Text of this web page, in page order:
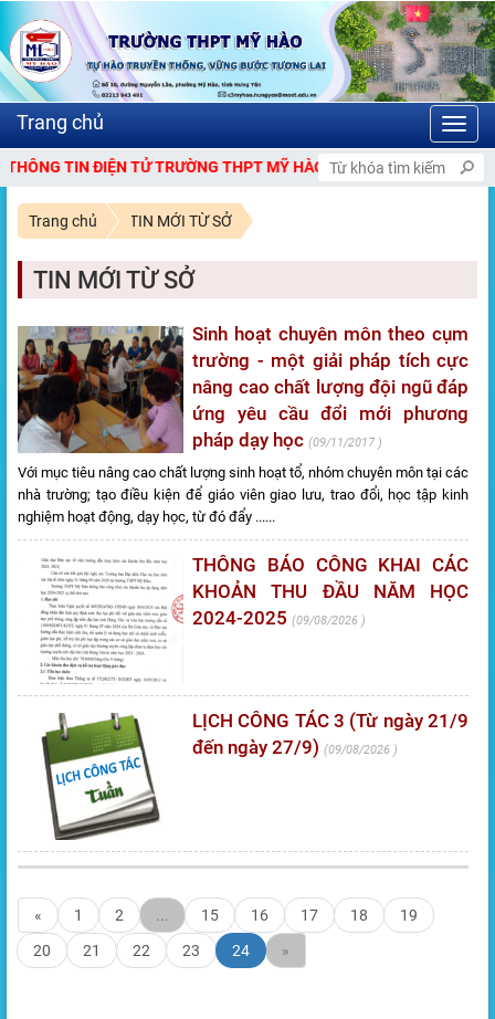
TIN ĐIỆN TỬ TRƯỜNG THPT MỸ HÀO.
Trang chủ TIN MỚI TỪ SỞ
TIN MỚI TỪ SỞ
Sinh hoạt chuyên môn theo cụm
trường - một giải pháp tích cực
nâng cao chất lượng đội ngũ đáp
ứng yêu cầu đổi mới phương
pháp dạy học
09/11/2017
Với mục tiêu nâng cao chất lượng sinh hoạt tổ, nhóm chuyên môn tại các
nhà trường; tạo điều kiện để giáo viên giao lưu, trao đổi, học tập kinh
nghiệm hoạt động, dạy học, từ đó đẩy ......
THÔNG BÁO CÔNG KHAI CÁC
KHOẢN THU ĐẦU NĂM HỌC
2024-2025
09/08/2026
LỊCH CÔNG TÁC 3 (Từ ngày 21/9
đến ngày 27/9)
09/08/2026
« 1 2 ... 15 16 17 18
19
20
21 22 23 24 »